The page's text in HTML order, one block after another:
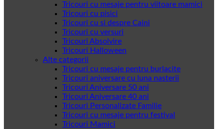
Tricouri cu mesaje pentru viitoare mamici
Tricouri cu pisici
Tricouri cu si despre Caini
Tricouri cu versuri
Tricouri Absolvire
Tricouri Halloween
Alte categorii
Tricouri cu mesaje pentru burlacite
Tricouri aniversare cu luna nasterii
Tricouri Aniversare 50 ani
Tricouri Aniversare 40 ani
Tricouri Personalizate Familie
Tricouri cu mesaje pentru festival
Tricouri Mamici